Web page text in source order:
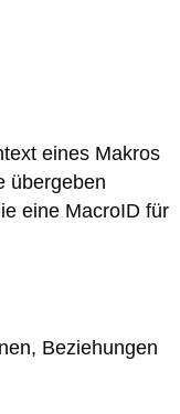
eines Makros
übergeben
eine MacroID für
Beziehungen